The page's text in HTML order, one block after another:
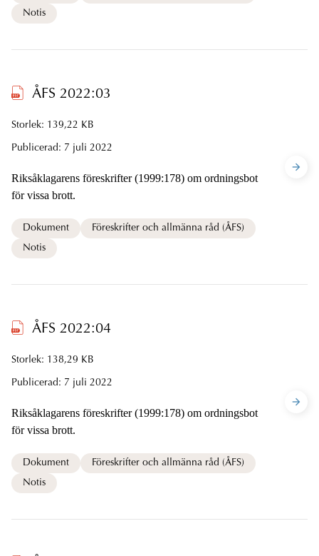
Notis
ÅFS 2022:03
Storlek: 139,22 KB
Publicerad: 7 juli 2022
Riksåklagarens föreskrifter (1999:178) om ordningsbot
för vissa brott.
Dokument
Föreskrifter och allmänna råd (ÅFS)
Notis
ÅFS 2022:04
Storlek: 138,29 KB
Publicerad: 7 juli 2022
Riksåklagarens föreskrifter (1999:178) om ordningsbot
för vissa brott.
Dokument
Föreskrifter och allmänna råd (ÅFS)
Notis